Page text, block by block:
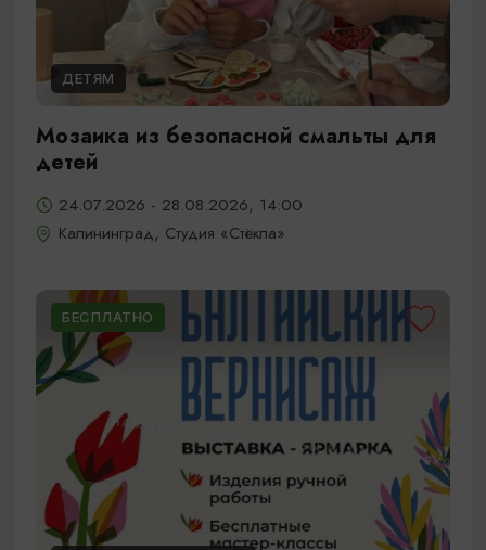
ДЕТЯМ
Мозаика из безопасной смальты для
детей
24.07.2026 - 28.08.2026, 14:00
Калининград, Студия «Стёкла»
БЕСПЛАТНО